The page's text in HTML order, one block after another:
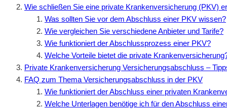
Wie schließen Sie eine private Krankenversicherung (PKV)
Was sollten Sie vor dem Abschluss einer PKV wissen?
Wie vergleichen Sie verschiedene Anbieter und Tarife?
Wie funktioniert der Abschlussprozess einer PKV?
Welche Vorteile bietet die private
Private Krankenversicherung Versicherungsabschluss –
FAQ zum Thema Versicherungsabschluss in der PKV
Wie funktioniert der Abschluss einer privaten
Welche Unterlagen benötige ich für den Abschluss